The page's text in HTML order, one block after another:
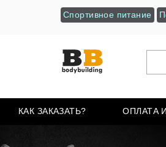
Спортивное питание
КАК ЗАКАЗАТЬ? ОПЛАТА